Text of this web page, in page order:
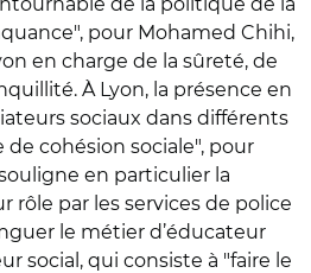
pour Mohamed Chihi,
en charge de la sûreté, de
À Lyon, la présence en
sociaux dans différents
cohésion sociale", pour
en particulier la
rôle par les services de police
le métier d’éducateur
social, qui consiste à "faire le